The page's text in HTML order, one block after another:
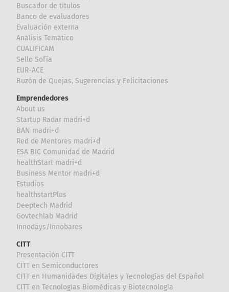
Buscador de títulos
Banco de evaluadores
Evaluación externa
Análisis Temático
CUALIFICAM
Sello Sofía
EUR-ACE
Buzón de Quejas, Sugerencias y Felicitaciones
Emprendedores
About us
Startup Radar madri+d
BAN madri+d
Red de Mentores madri+d
ESA BIC Comunidad de Madrid
healthStart madri+d
Business Mentor madri+d
Estudios
healthstartPlus
Deeptech Madrid
Govtechlab Madrid
Innodays/Innobares
CITT
Presentación CITT
CITT en Semiconductores
CITT en Humanidades Digitales y Tecnologías del Español
CITT en Tecnologías Biomédicas y Biotecnología